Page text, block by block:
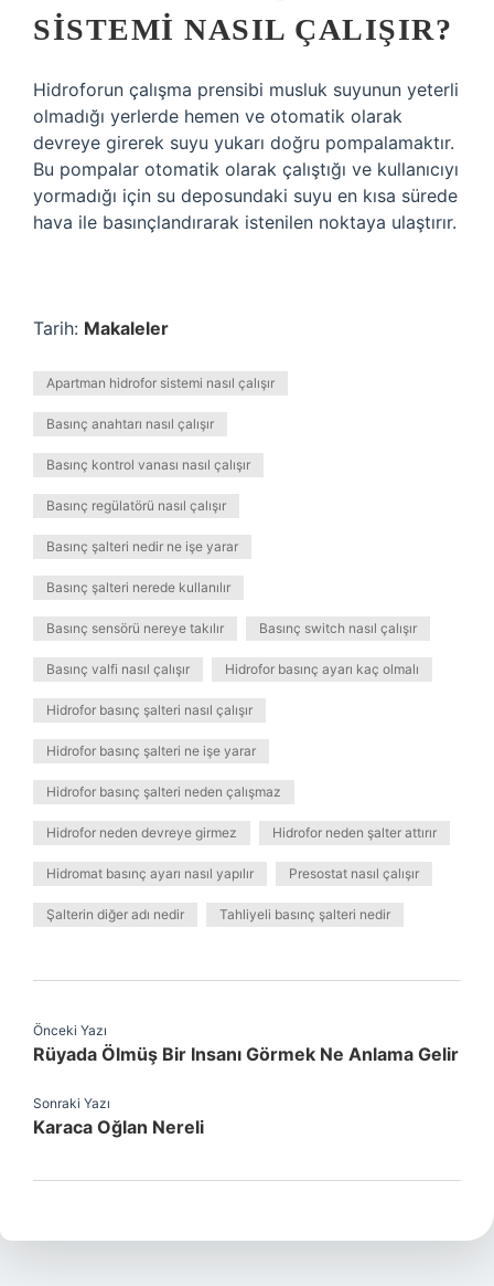
SISTEMI NASIL ÇALIŞIR?
Hidroforun çalışma prensibi musluk suyunun yeterli
olmadığı yerlerde hemen ve otomatik olarak
devreye girerek suyu yukarı doğru pompalamaktır.
Bu pompalar otomatik olarak çalıştığı ve kullanıcıyı
yormadığı için su deposundaki suyu en kısa sürede
hava ile basınçlandırarak istenilen noktaya ulaştırır.
Tarih: Makaleler
Apartman hidrofor sistemi nasıl çalışır
Basınç anahtarı nasıl çalışır
Basınç kontrol vanası nasıl çalışır
Basınç regülatörü nasıl çalışır
Basınç şalteri nedir ne işe yarar
Basınç şalteri nerede kullanılır
Basınç sensörü nereye takılır Basınç switch nasıl çalışır
Basınç valfi nasıl çalışır Hidrofor basınç ayarı kaç olmalı
Hidrofor basınç şalteri nasıl çalışır
Hidrofor basınç şalteri ne işe yarar
Hidrofor basınç şalteri neden çalışmaz
Hidrofor neden devreye girmez Hidrofor neden şalter attırır
Hidromat basınç ayarı nasıl yapılır Presostat nasıl çalışır
Şalterin diğer adı nedir Tahliyeli basınç şalteri nedir
Önceki Yazı
Rüyada Ölmüş Bir Insanı Görmek Ne Anlama Gelir
Sonraki Yazı
Karaca Oğlan Nereli